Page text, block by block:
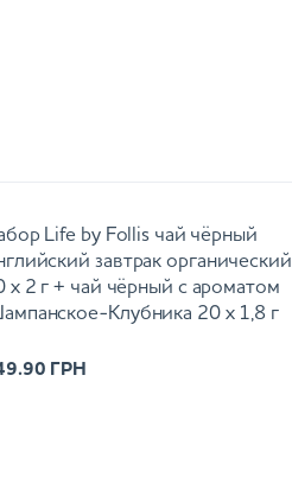
Life by Follis чай чёрный
завтрак органический
х 2 г + чай чёрный с ароматом
Клубника 20 х 1,8 г
ГРН